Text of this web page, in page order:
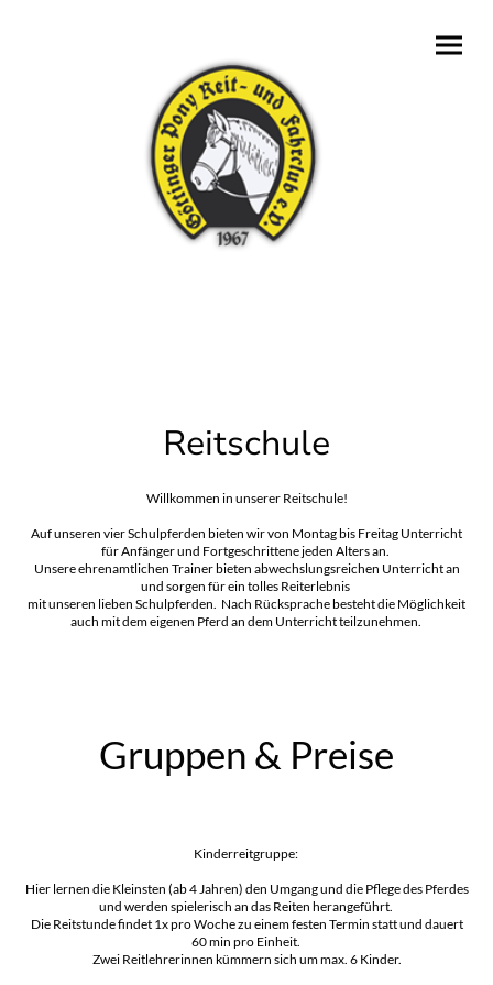
Reitschule
Willkommen in unserer Reitschule!
Auf unseren vier Schulpferden bieten wir von Montag bis Freitag Unterricht
für Anfänger und Fortgeschrittene jeden Alters an.
Unsere ehrenamtlichen Trainer bieten abwechslungsreichen Unterricht an
und sorgen für ein tolles Reiterlebnis
mit unseren lieben Schulpferden. Nach Rücksprache besteht die Möglichkeit
auch mit dem eigenen Pferd an dem Unterricht teilzunehmen.
Gruppen & Preise
Kinderreitgruppe:
Hier lernen die Kleinsten (ab 4 Jahren) den Umgang und die Pflege des Pferdes
und werden spielerisch an das Reiten herangeführt.
Die Reitstunde findet 1x pro Woche zu einem festen Termin statt und dauert
60 min pro Einheit.
Zwei Reitlehrerinnen kümmern sich um max. 6 Kinder.